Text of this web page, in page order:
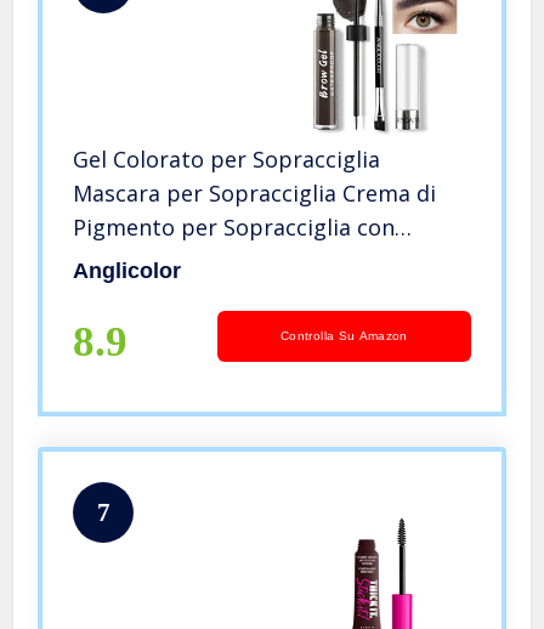
Gel Colorato per Sopracciglia
Mascara per Sopracciglia Crema di
Pigmento per Sopracciglia con
Pennello per Colore e Consistenza Gel
Sopracciglia (#07)
Anglicolor
8.9 Controlla Su Amazon
7